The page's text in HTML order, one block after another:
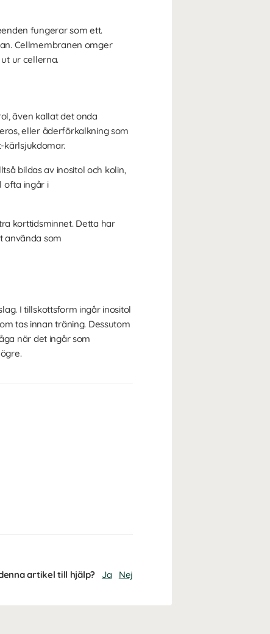
fungerar som ett.
Cellmembranen omger
ur cellerna.
även kallat det onda
eller åderförkalkning som
kärlsjukdomar.
bildas av inositol och kolin,
ofta ingår i
korttidsminnet. Detta har
använda som
I tillskottsform ingår inositol
tas innan träning. Dessutom
när det ingår som
artikel till hjälp? Ja Nej